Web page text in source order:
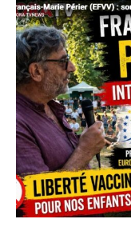
FOUS
N’ONT
PAS
ÉTÉ
OUBLIÉS,
ILS
ONT
ÉTÉ
REFUSÉS,
UN
PAR
UN